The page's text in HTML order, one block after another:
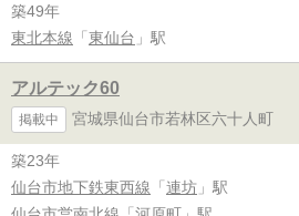
築49年
東北本線 「 東仙台 」駅
アルテック60
掲載中 宮城県仙台市若林区六十人町
築23年
仙台市地下鉄東西線 「 連坊 」駅